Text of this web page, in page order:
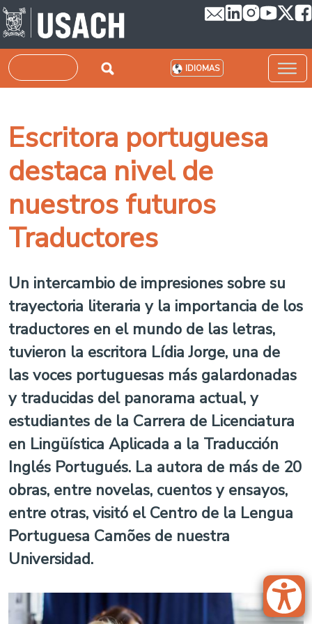
Pasar al contenido principal
Buscar IDIOMAS
Escritora portuguesa
destaca nivel de
nuestros futuros
Traductores
Un intercambio de impresiones sobre su
trayectoria literaria y la importancia de los
traductores en el mundo de las letras,
tuvieron la escritora Lídia Jorge, una de
las voces portuguesas más galardonadas
y traducidas del panorama actual, y
estudiantes de la Carrera de Licenciatura
en Lingüística Aplicada a la Traducción
Inglés Portugués. La autora de más de 20
obras, entre novelas, cuentos y ensayos,
entre otras, visitó el Centro de la Lengua
Portuguesa Camões de nuestra
Universidad.